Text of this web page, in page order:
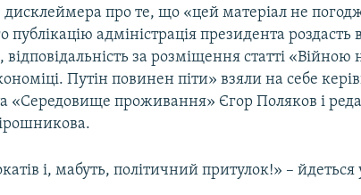
дисклеймера про те, що «цей матеріал не
публікацію адміністрація президента
за розміщення статті
Путін повинен піти» взяли на себе
«Середовище проживання» Єгор Поляков і
і, мабуть, політичний притулок!» – йдеться